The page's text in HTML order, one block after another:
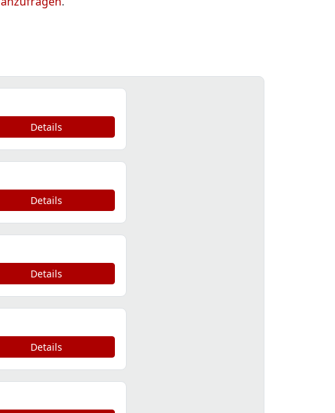
Details
Details
Details
Details